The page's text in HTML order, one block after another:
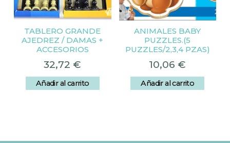
TABLERO GRANDE
AJEDREZ / DAMAS +
ACCESORIOS
32,72 €
Añadir al carrito
ANIMALES BABY
PUZZLES.(5
PUZZLES/2,3,4 PZAS)
10,06 €
Añadir al carrito